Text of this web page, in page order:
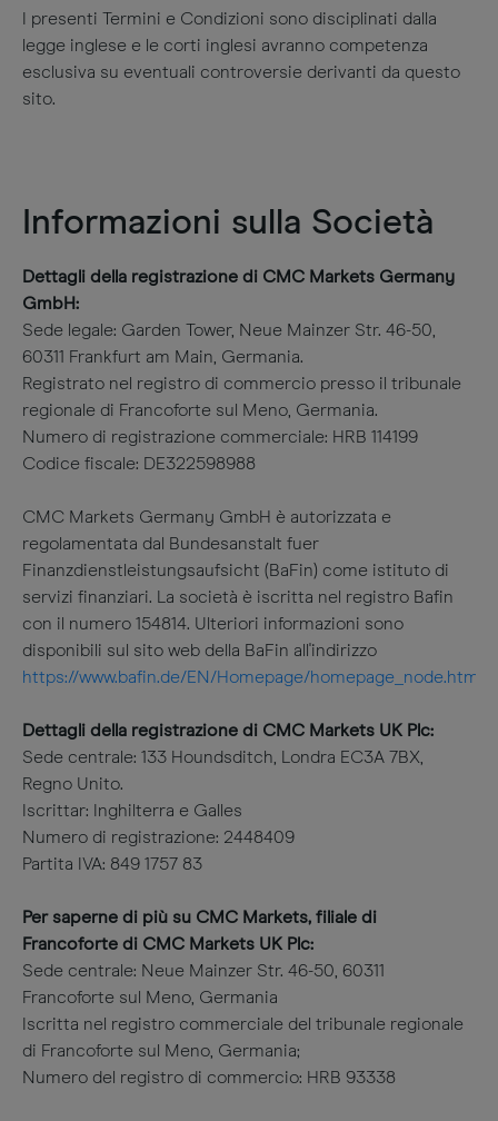
I presenti Termini e Condizioni sono disciplinati dalla
legge inglese e le corti inglesi avranno competenza
esclusiva su eventuali controversie derivanti da questo
sito.
Informazioni sulla Società
Dettagli della registrazione di CMC Markets Germany
GmbH:
Sede legale: Garden Tower, Neue Mainzer Str. 46-50,
60311 Frankfurt am Main, Germania.
Registrato nel registro di commercio presso il tribunale
regionale di Francoforte sul Meno, Germania.
Numero di registrazione commerciale: HRB 114199
Codice fiscale: DE322598988
CMC Markets Germany GmbH è autorizzata e
regolamentata dal Bundesanstalt fuer
Finanzdienstleistungsaufsicht (BaFin) come istituto di
servizi finanziari. La società è iscritta nel registro Bafin
con il numero 154814. Ulteriori informazioni sono
disponibili sul sito web della BaFin all'indirizzo
https://www.bafin.de/EN/Homepage/homepage_node.html
Dettagli della registrazione di CMC Markets UK Plc:
Sede centrale: 133 Houndsditch, Londra EC3A 7BX,
Regno Unito.
Iscrittar: Inghilterra e Galles
Numero di registrazione: 2448409
Partita IVA: 849 1757 83
Per saperne di più su CMC Markets, filiale di
Francoforte di CMC Markets UK Plc:
Sede centrale: Neue Mainzer Str. 46-50, 60311
Francoforte sul Meno, Germania
Iscritta nel registro commerciale del tribunale regionale
di Francoforte sul Meno, Germania;
Numero del registro di commercio: HRB 93338